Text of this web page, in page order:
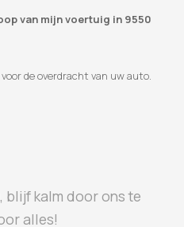
van mijn voertuig in 9550
de overdracht van uw auto.
blijf kalm door ons te
alles!